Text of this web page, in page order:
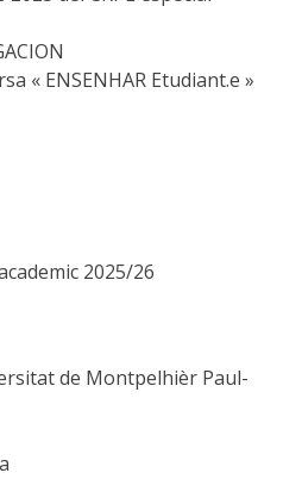
« ENSENHAR Etudiant.e »
2025/26
de Montpelhièr Paul-